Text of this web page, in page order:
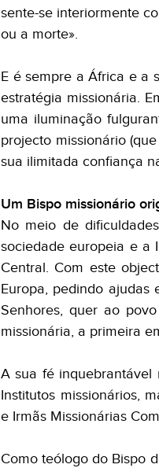
sente-se interiormente
ou a morte».
E é sempre a África e a
estratégia missionária.
uma iluminação
projecto missionário
sua ilimitada confiança
Um Bispo missionário
No meio de
sociedade europeia e a
Central. Com este
Europa, pedindo ajudas
Senhores, quer ao
missionária, a primeira
A sua fé inquebrantável
Institutos missionários,
e Irmãs Missionárias
Como teólogo do Bispo